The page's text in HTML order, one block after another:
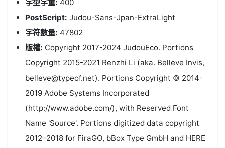
字型字重: 400
PostScript: Judou-Sans-Jpan-ExtraLight
字符數量: 47802
版權: Copyright 2017-2024 JudouEco. Portions
Copyright 2015-2021 Renzhi Li (aka. Belleve Invis,
belleve@typeof.net). Portions Copyright © 2014-
2019 Adobe Systems Incorporated
(http://www.adobe.com/), with Reserved Font
Name 'Source'. Portions digitized data copyright
2012–2018 for FiraGO, bBox Type GmbH and HERE